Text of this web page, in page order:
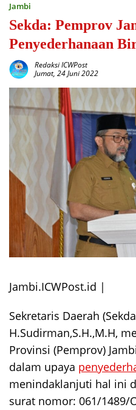
Jambi
Sekda: Pemprov
Penyederhanaan
Redaksi ICWPost
Jumat, 24 Juni 2022
Jambi.ICWPost.id |
Sekretaris Daerah
H.Sudirman,S.H.,M.H,
Provinsi (Pemprov)
dalam upaya
menindaklanjuti hal ini
surat nomor: 061/1489/